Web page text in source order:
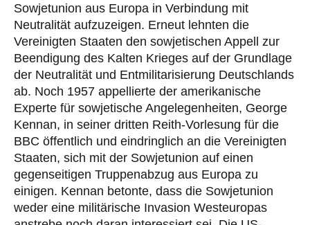
Sowjetunion aus Europa in Verbindung mit
Neutralität aufzuzeigen. Erneut lehnten die
Vereinigten Staaten den sowjetischen Appell zur
Beendigung des Kalten Krieges auf der Grundlage
der Neutralität und Entmilitarisierung Deutschlands
ab. Noch 1957 appellierte der amerikanische
Experte für sowjetische Angelegenheiten, George
Kennan, in seiner dritten Reith-Vorlesung für die
BBC öffentlich und eindringlich an die Vereinigten
Staaten, sich mit der Sowjetunion auf einen
gegenseitigen Truppenabzug aus Europa zu
einigen. Kennan betonte, dass die Sowjetunion
weder eine militärische Invasion Westeuropas